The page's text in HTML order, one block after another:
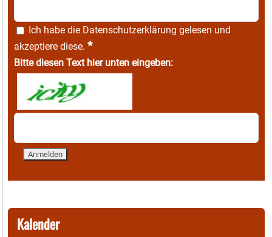
Ich habe die Datenschutzerklärung gelesen und
akzeptiere diese. *
Bitte diesen Text hier unten eingeben:
Kalender